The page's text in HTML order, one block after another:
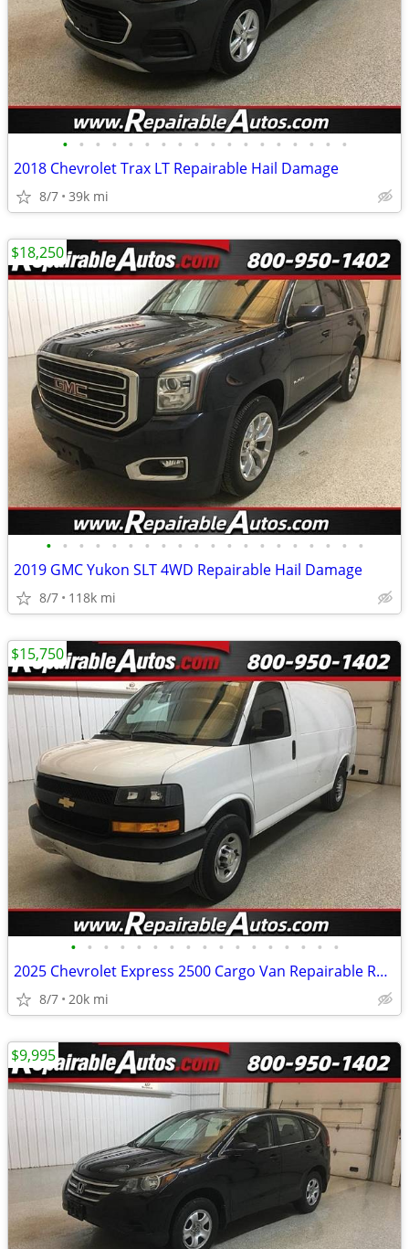
• • • • • • • • • • • • • • • • • •
2018 Chevrolet Trax LT Repairable Hail Damage
8/7 39k mi
• • • • • • • • • • • • • • • • • • • •
2019 GMC Yukon SLT 4WD Repairable Hail Damage
8/7 118k mi
$18,250
• • • • • • • • • • • • • • • • •
2025 Chevrolet Express 2500 Cargo Van Repairable Rear Damage
8/7 20k mi
$15,750
$9,995